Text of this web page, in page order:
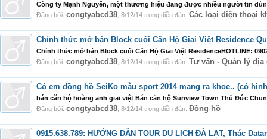
Công ty Mạnh Nguyễn, một thương hiệu đang được nhiều người tin
Đăng bởi: congtyabcd38 8/12/14 trong diễn đàn: Các loại điện thoại
Chính thức mở bán Block cuối Căn Hộ Giai Việt Residence
Chính thức mở bán Block cuối Căn Hộ Giai Việt ResidenceHOTLINE:
Đăng bởi: congtyabcd38 8/12/14 trong diễn đàn: Tư vấn - Quản lý địa
Có em đồng hồ SeiKo mẫu sport 2014 mang ra khoe.. (có
bán căn hộ hoàng anh giai việt Bán căn hộ Sunview Town Thủ Đức
Đăng bởi: congtyabcd38 8/12/14 trong diễn đàn: Đồng hồ
0915.638.789: HƯỚNG DẪN TOUR DU LỊCH ĐÀ LẠT, Thác